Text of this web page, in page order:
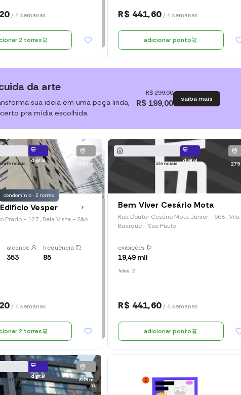
/ 4 semanas
adicionar 2 torres
R$ 441,60/ 4 semanas
adicionar ponto
da arte
sua ideia em uma peça linda,
pra mídia escolhida.
R$ 299,00
R$ 199,00 saiba mais
digital
268 m
condomínio · 2 torres
Edifício Vesper
Prado - 127 , Bela Vista - São
alcance
353
frequência
85
/ 4 semanas
adicionar 2 torres
elevadores residenciais digital
279
Bem Viver Cesário Mota
Rua Doutor Cesário Mota Júnior - 568 , Vila
Buarque - São Paulo
exibições
19,49 mil
Telas: 2
R$ 441,60/ 4 semanas
adicionar ponto
digital
309 m